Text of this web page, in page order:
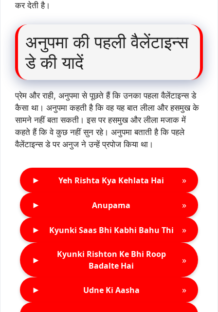
कर देती है।
अनुपमा की पहली वैलेंटाइन्स
डे की यादें
प्रेम और राही, अनुपमा से पूछते हैं कि उनका पहला वैलेंटाइन्स डे
कैसा था। अनुपमा कहती है कि वह यह बात लीला और हसमुख के
सामने नहीं बता सकती। इस पर हसमुख और लीला मजाक में
कहते हैं कि वे कुछ नहीं सुन रहे। अनुपमा बताती है कि पहले
वैलेंटाइन्स डे पर अनुज ने उन्हें प्रपोज किया था।
► Yeh Rishta Kya Kehlata Hai »
► Anupama »
► Kyunki Saas Bhi Kabhi Bahu Thi »
►
Kyunki Rishton Ke Bhi Roop
Badalte Hai
»
► Udne Ki Aasha »